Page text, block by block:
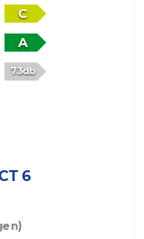
C
A
73db
6